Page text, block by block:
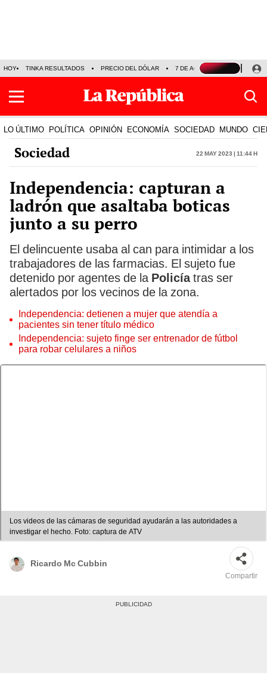
HOY TINKA RESULTADOS PRECIO DEL DÓLAR 7 DE AGOSTO OLLANTA
LO ÚLTIMO POLÍTICA OPINIÓN ECONOMÍA SOCIEDAD MUNDO
Sociedad 22 May 2023 | 11:44 h
Independencia: capturan a
ladrón que asaltaba boticas
junto a su perro
El delincuente usaba al can para intimidar a los
trabajadores de las farmacias. El sujeto fue
detenido por agentes de la Policíatras ser
alertados por los vecinos de la zona.
Independencia: detienen a mujer que atendía a
pacientes sin tener título médico
Independencia: sujeto finge ser entrenador de fútbol
para robar celulares a niños
Los videos de las cámaras de seguridad ayudarán a las autoridades a
investigar el hecho. Foto: captura de ATV
Ricardo Mc Cubbin
Compartir